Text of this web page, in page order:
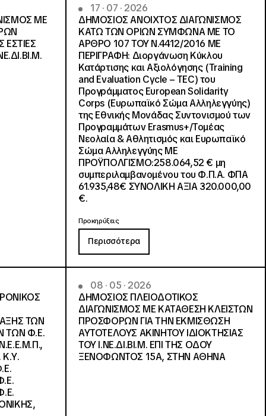
ΜΕ
ΕΣΤΙΕΣ
17 · 07 · 2026
ΔΗΜΟΣΙΟΣ ΑΝΟΙΧΤΟΣ ΔΙΑΓΩΝΙΣΜΟΣ
ΚΑΤΩ ΤΩΝ ΟΡΙΩΝ ΣΥΜΦΩΝΑ ΜΕ ΤΟ
ΑΡΘΡΟ 107 ΤΟΥ Ν.4412/2016 ΜΕ
ΠΕΡΙΓΡΑΦΗ: Διοργάνωση Κύκλου
Κατάρτισης και Αξιολόγησης (Training
and Evaluation Cycle – TEC) του
Προγράμματος European Solidarity
Corps (Ευρωπαϊκό Σώμα Αλληλεγγύης)
της Εθνικής Μονάδας Συντονισμού των
Προγραμμάτων Erasmus+/Τομέας
Νεολαία & Αθλητισμός και Ευρωπαϊκό
Σώμα Αλληλεγγύης ΜΕ
ΠΡΟΫΠΟΛΓΙΣΜΟ:258.064,52 € μη
συμπεριλαμβανομένου του Φ.Π.Α. ΦΠΑ
61.935,48€ ΣΥΝΟΛΙΚΗ ΑΞΙΑ 320.000,00
€.
Προκηρύξεις
Περισσότερα
ΤΩΝ
ΤΩΝ Φ.Ε.
08 · 05 · 2026
ΔΗΜΟΣΙΟΣ ΠΛΕΙΟΔΟΤΙΚΟΣ
ΔΙΑΓΩΝΙΣΜΟΣ ΜΕ ΚΑΤΑΘΕΣΗ ΚΛΕΙΣΤΩΝ
ΠΡΟΣΦΟΡΩΝ ΓΙΑ ΤΗΝ ΕΚΜΙΣΘΩΣΗ
ΑΥΤΟΤΕΛΟΥΣ ΑΚΙΝΗΤΟΥ ΙΔΙΟΚΤΗΣΙΑΣ
ΤΟΥ Ι.ΝΕ.ΔΙ.ΒΙ.Μ. ΕΠΙ ΤΗΣ ΟΔΟΥ
ΞΕΝΟΦΩΝΤΟΣ 15Α, ΣΤΗΝ ΑΘΗΝΑ